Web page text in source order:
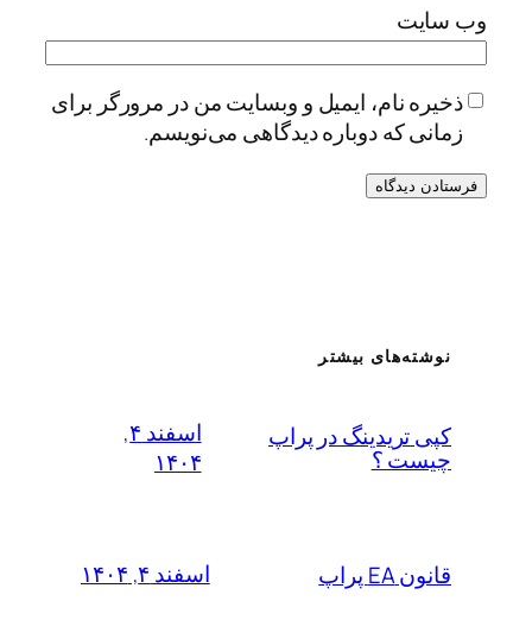
وب‌ سایت
ذخیره نام، ایمیل و وبسایت من در مرورگر برای
زمانی که دوباره دیدگاهی می‌نویسم.
نوشته‌های بیشتر
کپی تریدینگ در پراپ
چیست ؟
اسفند ۴,
۱۴۰۴
قانون EA پراپ اسفند ۴, ۱۴۰۴